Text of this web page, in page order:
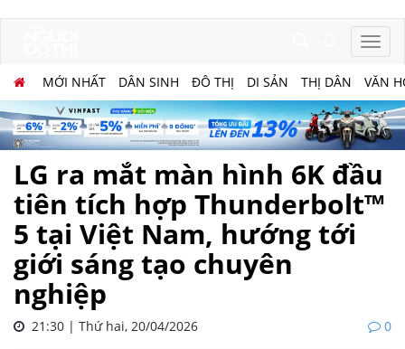
MỚI NHẤT DÂN SINH ĐÔ THỊ DI SẢN THỊ DÂN VĂN
LG ra mắt màn hình 6K đầu
tiên tích hợp Thunderbolt™
5 tại Việt Nam, hướng tới
giới sáng tạo chuyên
nghiệp
21:30 | Thứ hai, 20/04/2026 0